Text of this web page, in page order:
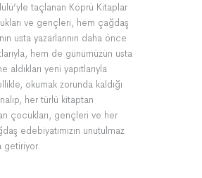
taçlanan Köprü Kitaplar
ve gençleri, hem çağdaş
usta yazarlarının daha önce
hem de günümüzün usta
aldıkları yeni yapıtlarıyla
okumak zorunda kaldığı
her türlü kitaptan
çocukları, gençleri ve her
edebiyatımızın unutulmaz
getiriyor.